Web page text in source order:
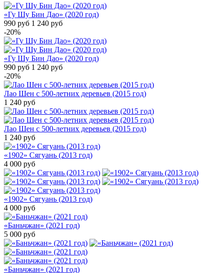
«Гу Шу Бин Дао» (2020 год)
990 руб 1 240 руб
-20%
«Гу Шу Бин Дао» (2020 год)
990 руб 1 240 руб
-20%
Лао Шен с 500-летних деревьев (2015 год)
1 240 руб
Лао Шен с 500-летних деревьев (2015 год)
1 240 руб
«1902» Сягуань (2013 год)
4 000 руб
«1902» Сягуань (2013 год)
4 000 руб
«Баньчжан» (2021 год)
5 000 руб
«Баньчжан» (2021 год)